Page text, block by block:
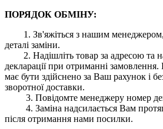
ПОРЯДОК ОБМІНУ:
1. Зв'яжіться з нашим
деталі заміни.
2. Надішліть товар за адресою та на
декларації при отриманні
має бути здійснено за Ваш рахунок
зворотної доставки.
3. Повідомте менеджеру номер
4. Заміна надсилається Вам
після отримання нами посилки.